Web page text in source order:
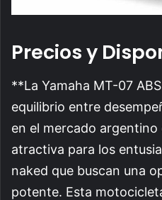
Precios y
**La Yamaha MT-07
equilibrio entre
en el mercado
atractiva para los
naked que buscan una
potente. Esta